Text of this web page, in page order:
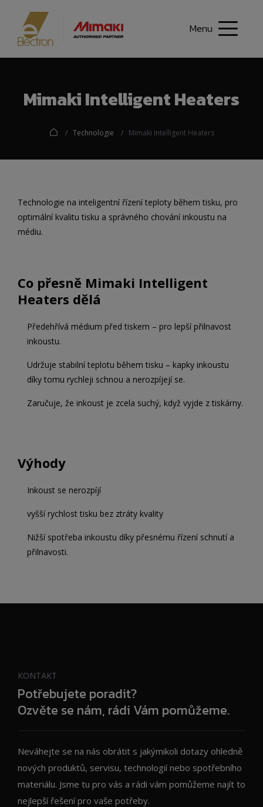
Menu
Mimaki Intelligent Heaters
Technologie Mimaki Intelligent Heaters
Technologie na inteligentní řízení teploty během tisku, pro
optimální kvalitu tisku a správného chování inkoustu na
médiu.
Co přesně Mimaki Intelligent
Heaters dělá
Předehřívá médium před tiskem – pro lepší přilnavost
inkoustu.
Udržuje stabilní teplotu během tisku – kapky inkoustu
díky tomu rychleji schnou a nerozpíjejí se.
Zaručuje, že inkoust je zcela suchý, když vyjde z tiskárny.
Výhody
Inkoust se nerozpíjí
vyšší rychlost tisku bez ztráty kvality
Nižší spotřeba inkoustu díky přesnému řízení schnutí a
přilnavosti.
KONTAKT
Potřebujete poradit?
Ozvěte se nám, rádi Vám pomůžeme.
Neváhejte se na nás obrátit s jakýmikoli dotazy ohledně
nových produktů, servisu, technologií nebo spotřebního
materiálu. Jsme tu pro vás a rádi vám pomůžeme najít to
nejlepší řešení pro vaše potřeby.